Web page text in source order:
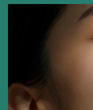
and skin thinning.